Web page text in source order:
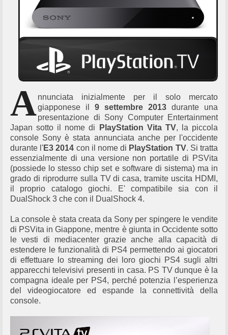
Annunciata inizialmente per il solo mercato
giapponese il 9 settembre 2013 durante una
presentazione di Sony Computer Entertainment
Japan sotto il nome di
PlayStation Vita TV, la piccola
console Sony è stata annunciata anche per l'occidente
durante l'E3 2014 con il nome di PlayStation TV. Si tratta
essenzialmente di una versione non portatile di PSVita
(possiede lo stesso chip set e software di sistema) ma in
grado di riprodurre sulla TV di casa, tramite uscita HDMI,
il proprio catalogo giochi. E' compatibile sia con il
DualShock 3 che con il DualShock 4.
La console è stata creata da Sony per spingere le vendite
di PSVita in Giappone, mentre è giunta in Occidente sotto
le vesti di mediacenter grazie anche alla capacità di
estendere le funzionalità di PS4 permettendo ai giocatori
di effettuare lo streaming dei loro giochi PS4 sugli altri
apparecchi televisivi presenti in casa. PS TV dunque è la
compagna ideale per PS4, perché potenzia l’esperienza
del videogiocatore ed espande la connettività della
console.